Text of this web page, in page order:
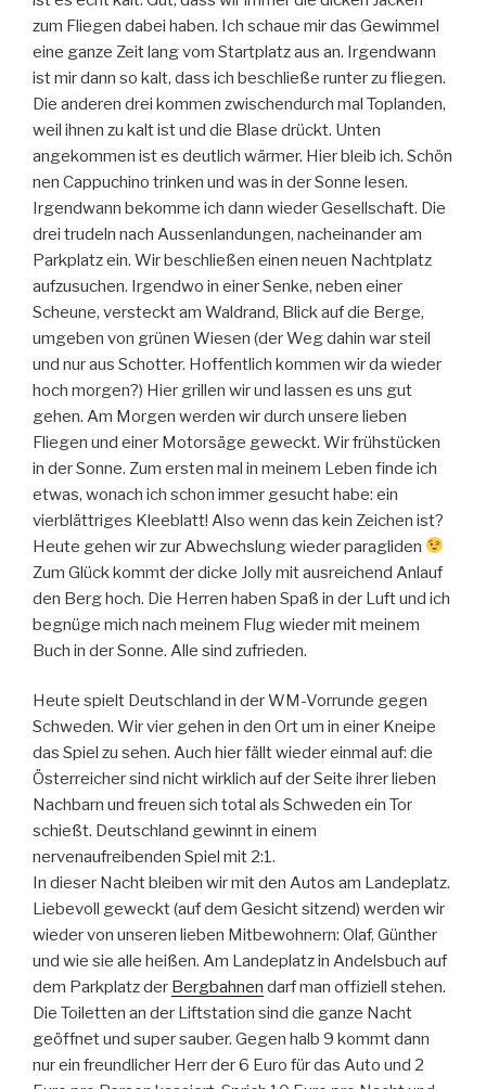
zum Fliegen dabei haben. Ich schaue mir das Gewimmel
eine ganze Zeit lang vom Startplatz aus an. Irgendwann
ist mir dann so kalt, dass ich beschließe runter zu fliegen.
Die anderen drei kommen zwischendurch mal Toplanden,
weil ihnen zu kalt ist und die Blase drückt. Unten
angekommen ist es deutlich wärmer. Hier bleib ich. Schön
nen Cappuchino trinken und was in der Sonne lesen.
Irgendwann bekomme ich dann wieder Gesellschaft. Die
drei trudeln nach Aussenlandungen, nacheinander am
Parkplatz ein. Wir beschließen einen neuen Nachtplatz
aufzusuchen. Irgendwo in einer Senke, neben einer
Scheune, versteckt am Waldrand, Blick auf die Berge,
umgeben von grünen Wiesen (der Weg dahin war steil
und nur aus Schotter. Hoffentlich kommen wir da wieder
hoch morgen?) Hier grillen wir und lassen es uns gut
gehen. Am Morgen werden wir durch unsere lieben
Fliegen und einer Motorsäge geweckt. Wir frühstücken
in der Sonne. Zum ersten mal in meinem Leben finde ich
etwas, wonach ich schon immer gesucht habe: ein
vierblättriges Kleeblatt! Also wenn das kein Zeichen ist?
Heute gehen wir zur Abwechslung wieder paragliden
Zum Glück kommt der dicke Jolly mit ausreichend Anlauf
den Berg hoch. Die Herren haben Spaß in der Luft und ich
begnüge mich nach meinem Flug wieder mit meinem
Buch in der Sonne. Alle sind zufrieden.
Heute spielt Deutschland in der WM-Vorrunde gegen
Schweden. Wir vier gehen in den Ort um in einer Kneipe
das Spiel zu sehen. Auch hier fällt wieder einmal auf: die
Österreicher sind nicht wirklich auf der Seite ihrer lieben
Nachbarn und freuen sich total als Schweden ein Tor
schießt. Deutschland gewinnt in einem
nervenaufreibenden Spiel mit 2:1.
In dieser Nacht bleiben wir mit den Autos am Landeplatz.
Liebevoll geweckt (auf dem Gesicht sitzend) werden wir
wieder von unseren lieben Mitbewohnern: Olaf, Günther
und wie sie alle heißen. Am Landeplatz in Andelsbuch auf
dem Parkplatz der Bergbahnen darf man offiziell stehen.
Die Toiletten an der Liftstation sind die ganze Nacht
geöffnet und super sauber. Gegen halb 9 kommt dann
nur ein freundlicher Herr der 6 Euro für das Auto und 2